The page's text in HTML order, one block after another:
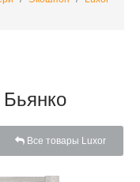
Все товары Luxor